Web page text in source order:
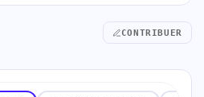
CONTRIBUER